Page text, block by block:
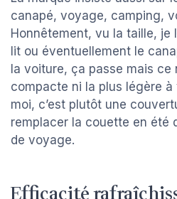
canapé, voyage, camping,
Honnêtement, vu la taille, je
lit ou éventuellement le
la voiture, ça passe mais ce
compacte ni la plus légère à
moi, c’est plutôt une
remplacer la couette en été
de voyage.